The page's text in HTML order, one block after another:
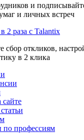
и
и личных встреч
2 раза с Talantix
сбор откликов,
в 2 клика
сайте
по профессиям